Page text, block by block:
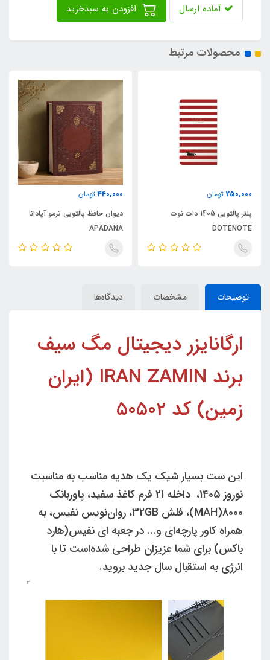
آماده ارسال
محصولات مرتبط
250,000 تومان
پلنر پالتویی 1405 دات نوت
DOTENOTE
440,000 تومان
دیوان حافظ پالتویی ترمو آپادانا
APADANA
توضیحات مشخصات دیدگاه‌ها
ارگانایزر دیجیتال مگ سیف
برند IRAN ZAMIN (ایران
زمین) کد 50502
این ست بسیار شیک یک هدیه مناسب به مناسبت
نوروز 1405، داخله 21 فرم کاغذ سفید، پاوربانک
8000(MAH)، فلش 32GB، روان‌نویس نفیس، به
همراه کاور پارچه‌ای و... در جعبه ای نفیس(هارد
باکس) برای شما عزیزان طراحی شده‌است تا با
انرژی به استقبال سال جدید بروید.